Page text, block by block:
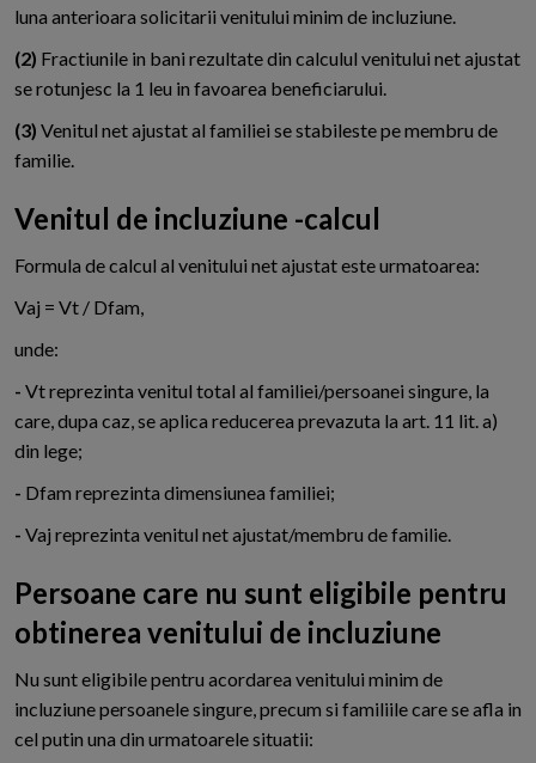
luna anterioara solicitarii venitului minim de incluziune.
(2) Fractiunile in bani rezultate din calculul venitului net ajustat
se rotunjesc la 1 leu in favoarea beneficiarului.
(3) Venitul net ajustat al familiei se stabileste pe membru de
familie.
Venitul de incluziune -calcul
Formula de calcul al venitului net ajustat este urmatoarea:
Vaj = Vt / Dfam,
unde:
- Vt reprezinta venitul total al familiei/persoanei singure, la
care, dupa caz, se aplica reducerea prevazuta la art. 11 lit. a)
din lege;
- Dfam reprezinta dimensiunea familiei;
- Vaj reprezinta venitul net ajustat/membru de familie.
Persoane care nu sunt eligibile pentru
obtinerea venitului de incluziune
Nu sunt eligibile pentru acordarea venitului minim de
incluziune persoanele singure, precum si familiile care se afla in
cel putin una din urmatoarele situatii: